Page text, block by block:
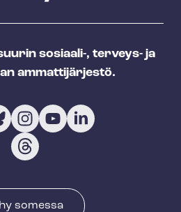
sosiaali-, terveys- ja
ammattijärjestö.
somessa